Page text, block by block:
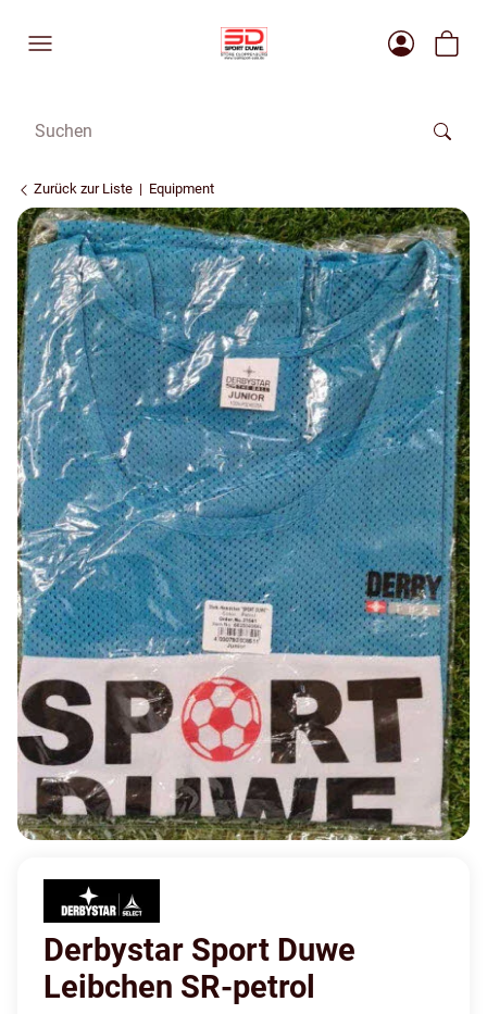
Zurück zur Liste Equipment
Derbystar Sport Duwe
Leibchen SR-petrol